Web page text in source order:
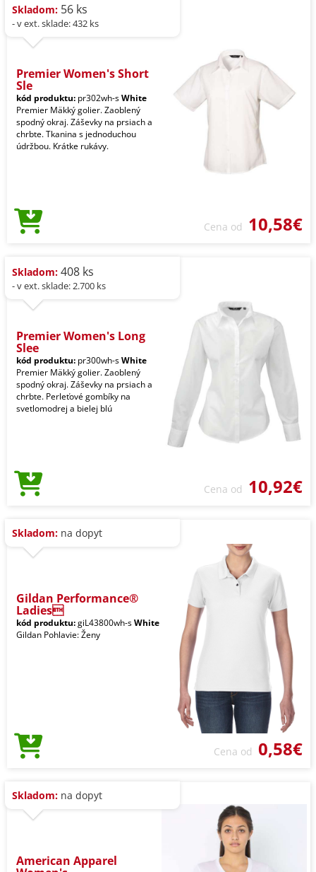
Skladom: 56 ks
- v ext. sklade: 432 ks
Premier Women's Short
Sle
kód produktu: pr302wh-sWhite
Premier Mäkký golier. Zaoblený
spodný okraj. Záševky na prsiach a
chrbte. Tkanina s jednoduchou
údržbou. Krátke rukávy.
Cena od 10,58€
Skladom: 408 ks
- v ext. sklade: 2.700 ks
Premier Women's Long
Slee
kód produktu: pr300wh-sWhite
Premier Mäkký golier. Zaoblený
spodný okraj. Záševky na prsiach a
chrbte. Perleťové gombíky na
svetlomodrej a bielej blú
Cena od 10,92€
Skladom: na dopyt
Gildan Performance®
Ladies
kód produktu:giL43800wh-sWhite
Gildan Pohlavie: Ženy
Cena od 0,58€
Skladom: na dopyt
American Apparel